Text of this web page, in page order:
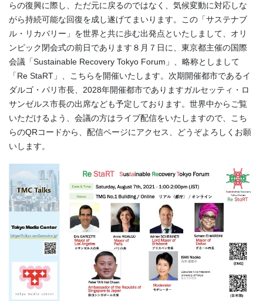
らの復興に際し、ただ元に戻るのではなく、気候変動に対応しな
がら持続可能な回復を成し遂げてまいります。この「サステナブ
ル・リカバリー」を世界と共に歩む出発点といたしまして、オリ
ンピック閉会式の前日であります８月７日に、東京都主催の国際
会議「Sustainable Recovery Tokyo Forum」、略称としまして
「Re StaRT」、こちらを開催いたします。次期開催都市であるイ
ダルゴ・パリ市長、2028年開催都市でありますガルセッティ・ロ
サンゼルス市長の出席なども予定しております。世界中からご覧
いただけるよう、会議の方はライブ配信をいたしますので、こち
らのQRコードから、配信ページにアクセス、どうぞよろしくお願
いします。